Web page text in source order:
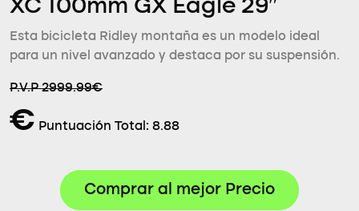
Accesorios
Blog
XC 100mm GX Eagle 29″
Esta bicicleta Ridley montaña es un modelo ideal
para un nivel avanzado y destaca por su suspensión.
P.V.P 2999.99€
€ Puntuación Total: 8.88
Comprar al mejor Precio